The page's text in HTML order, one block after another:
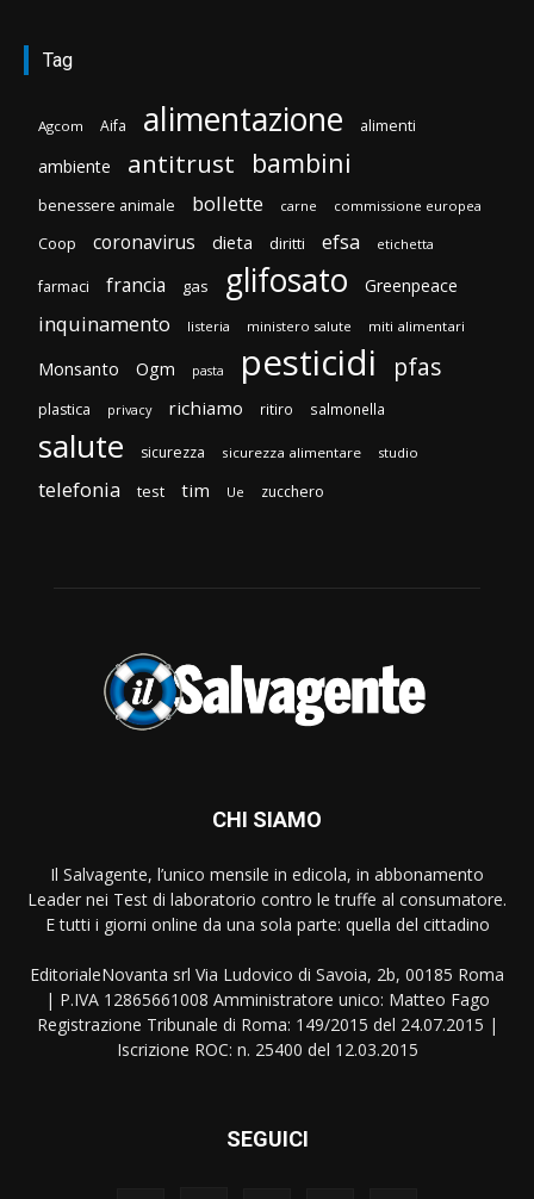
Tag
Agcom Aifa alimentazione alimenti
ambiente antitrust bambini
benessere animale bollette carne commissione europea
Coop coronavirus dieta diritti efsa etichetta
farmaci francia gas glifosato Greenpeace
inquinamento listeria ministero salute miti alimentari
Monsanto Ogm pasta pesticidi pfas
plastica privacy richiamo ritiro salmonella
salute sicurezza sicurezza alimentare studio
telefonia test tim Ue zucchero
CHI SIAMO
Il Salvagente, l’unico mensile in edicola, in abbonamento
Leader nei Test di laboratorio contro le truffe al consumatore.
E tutti i giorni online da una sola parte: quella del cittadino
EditorialeNovanta srl Via Ludovico di Savoia, 2b, 00185 Roma
| P.IVA 12865661008 Amministratore unico: Matteo Fago
Registrazione Tribunale di Roma: 149/2015 del 24.07.2015 |
Iscrizione ROC: n. 25400 del 12.03.2015
SEGUICI